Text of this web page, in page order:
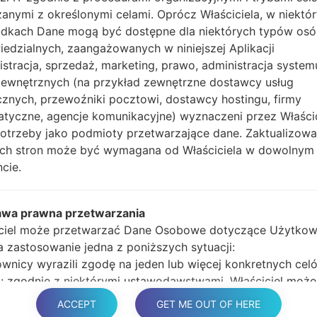
głośności i klawisz
Naciśnij i
głośności, następnie
Naciśnij i
głośności i klawisz
Podłącz kabel
przycisk Bixby i
Naciśnij i
głośności.
Na koniec naciśnij
ponownie i odłączy
z określonymi celami. Oprócz Właściciela, w
Dane mogą być dostępne dla niektórych typów
zaangażowanych w niniejszej Aplikacji
sprzedaż, marketing, prawo, administracja
(na przykład zewnętrzne dostawcy usług
przewoźniki pocztowi, dostawcy hostingu, firmy
agencje komunikacyjne) wyznaczeni przez
jako podmioty przetwarzające dane.
stron może być wymagana od Właściciela w dowolnym
prawna przetwarzania
może przetwarzać Dane Osobowe dotyczące
zastosowanie jedna z poniższych sytuacji:
wyrazili zgodę na jeden lub więcej konkretnych
zgodnie z niektórymi ustawodawstwami, Właściciel
na przetwarzanie danych osobowych, dopóki Użytkownik
ACCEPT GET ME OUT OF HERE